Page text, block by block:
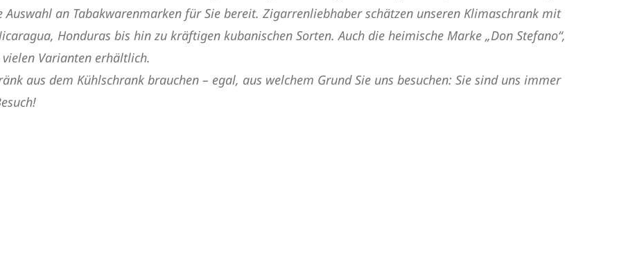
an Tabakwarenmarken für Sie bereit. Zigarrenliebhaber schätzen unseren Klimaschrank mit
Honduras bis hin zu kräftigen kubanischen Sorten. Auch die heimische Marke „Don Stefano“,
Varianten erhältlich.
aus dem Kühlschrank brauchen – egal, aus welchem Grund Sie uns besuchen: Sie sind uns immer